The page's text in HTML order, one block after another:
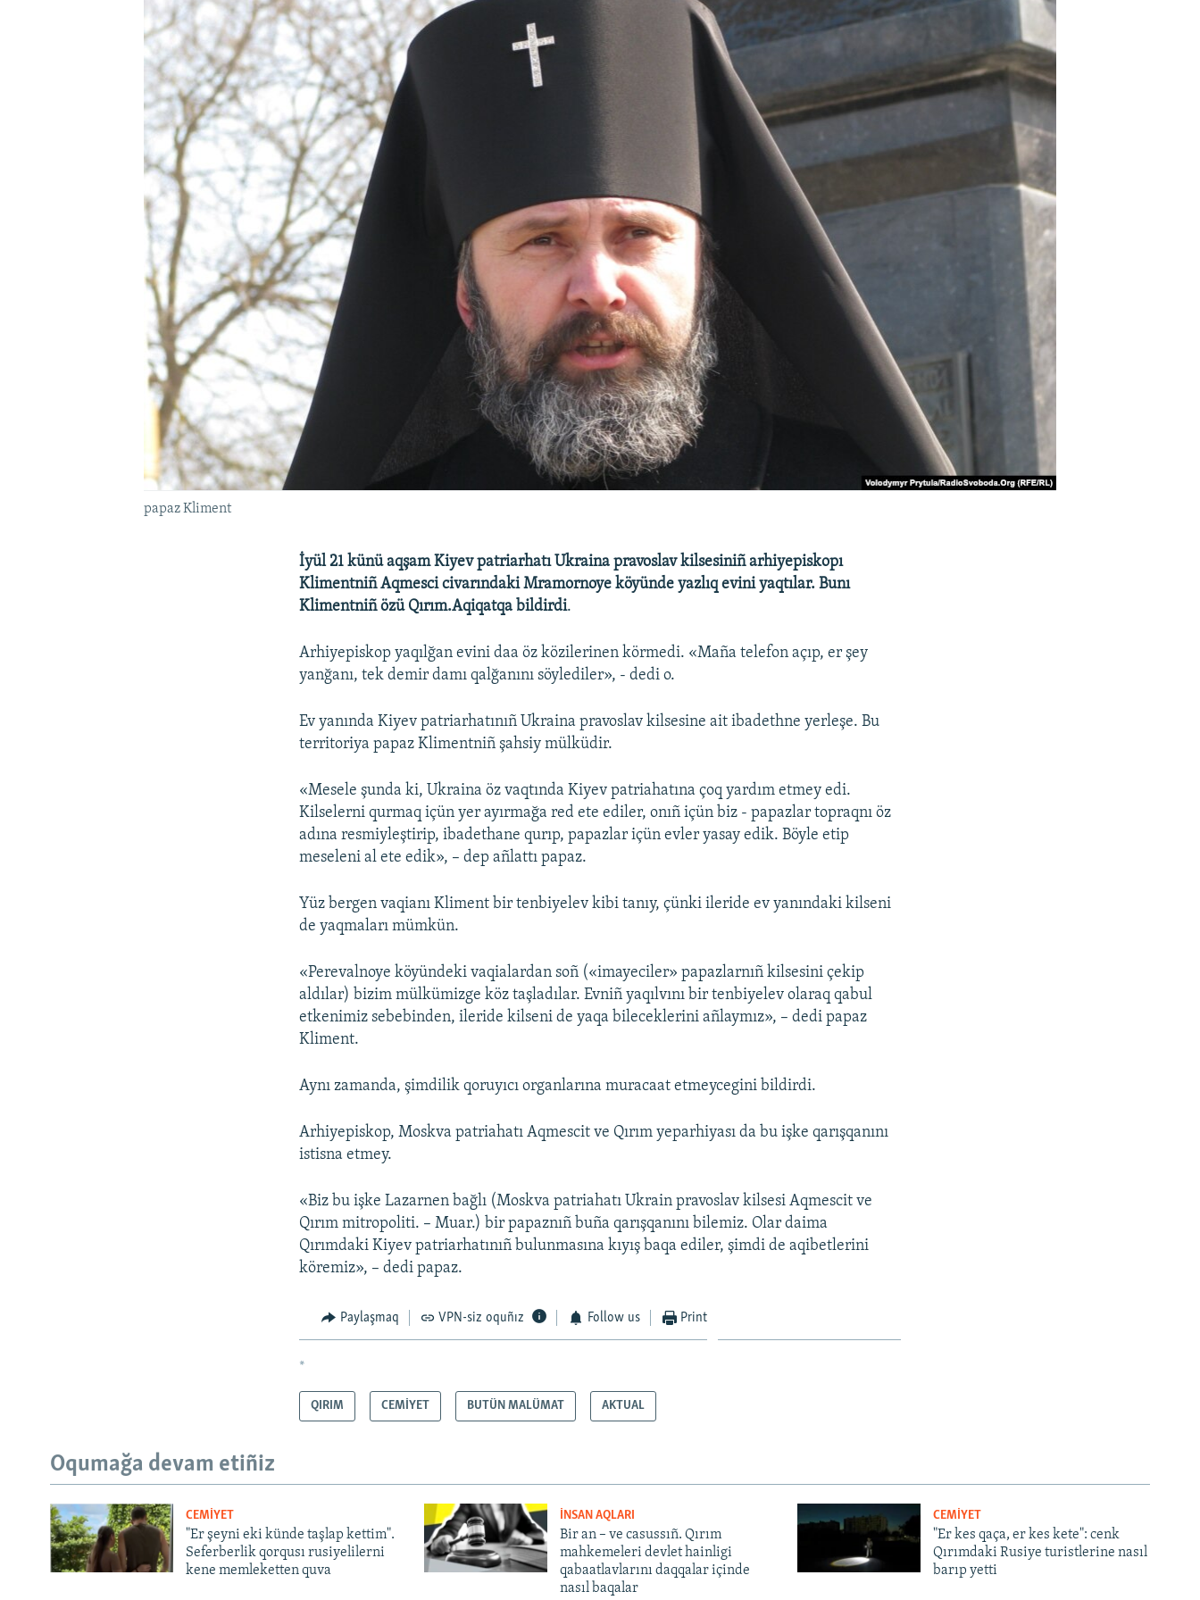
papaz Kliment
İyül 21 künü aqşam Kiyev patriarhatı Ukraina pravoslav kilsesiniñ arhiyepiskopı
Klimentniñ Aqmesci civarındaki Mramornoye köyünde yazlıq evini yaqtılar. Bunı
Klimentniñ özü Qırım.Aqiqatqa bildirdi.
Arhiyepiskop yaqılğan evini daa öz közilerinen körmedi. «Maña telefon açıp, er şey
yanğanı, tek demir damı qalğanını söylediler», - dedi o.
Ev yanında Kiyev patriarhatınıñ Ukraina pravoslav kilsesine ait ibadethne yerleşe. Bu
territoriya papaz Klimentniñ şahsiy mülküdir.
«Mesele şunda ki, Ukraina öz vaqtında Kiyev patriahatına çoq yardım etmey edi.
Kilselerni qurmaq içün yer ayırmağa red ete ediler, onıñ içün biz - papazlar topraqnı öz
adına resmiyleştirip, ibadethane qurıp, papazlar içün evler yasay edik. Böyle etip
meseleni al ete edik», – dep añlattı papaz.
Yüz bergen vaqianı Kliment bir tenbiyelev kibi tanıy, çünki ileride ev yanındaki kilseni
de yaqmaları mümkün.
«Perevalnoye köyündeki vaqialardan soñ («imayeciler» papazlarnıñ kilsesini çekip
aldılar) bizim mülkümizge köz taşladılar. Evniñ yaqılvını bir tenbiyelev olaraq qabul
etkenimiz sebebinden, ileride kilseni de yaqa bileceklerini añlaymız», – dedi papaz
Kliment.
Aynı zamanda, şimdilik qoruyıcı organlarına muracaat etmeycegini bildirdi.
Arhiyepiskop, Moskva patriahatı Aqmescit ve Qırım yeparhiyası da bu işke qarışqanını
istisna etmey.
«Biz bu işke Lazarnen bağlı (Moskva patriahatı Ukrain pravoslav kilsesi Aqmescit ve
Qırım mitropoliti. – Muar.) bir papaznıñ buña qarışqanını bilemiz. Olar daima
Qırımdaki Kiyev patriarhatınıñ bulunmasına kıyış baqa ediler, şimdi de aqibetlerini
köremiz», – dedi papaz.
Paylaşmaq VPN-siz oquñız Follow us Print
*
QIRIM CEMİYET BUTÜN MALÜMAT AKTUAL
Oqumağa devam etiñiz
CEMİYET
"Er şeyni eki künde taşlap kettim".
Seferberlik qorqusı rusiyelilerni
kene memleketten quva
İNSAN AQLARI
Bir an – ve casussıñ. Qırım
mahkemeleri devlet hainligi
qabaatlavlarını daqqalar içinde
nasıl baqalar
CEMİYET
"Er kes qaça, er kes kete": cenk
Qırımdaki Rusiye turistlerine nasıl
barıp yetti